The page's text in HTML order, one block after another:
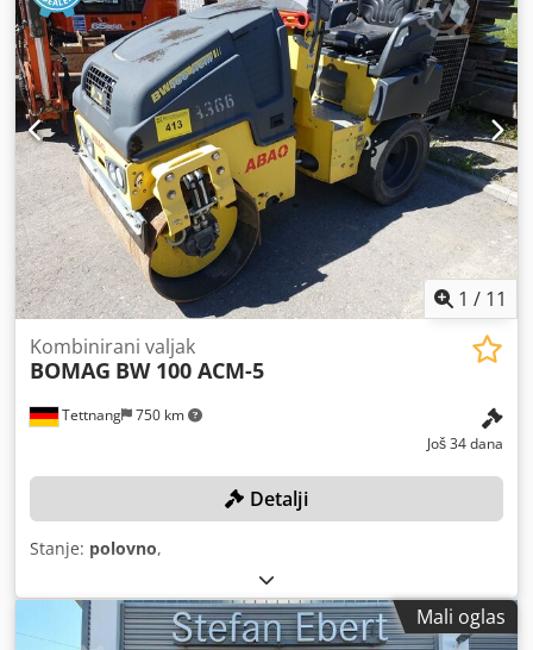
1 / 11
Tettnang 750 km
Kombinirani valjak
BOMAG BW 100 ACM-5
Još 34 dana
Detalji
Stanje: polovno,
Mali oglas